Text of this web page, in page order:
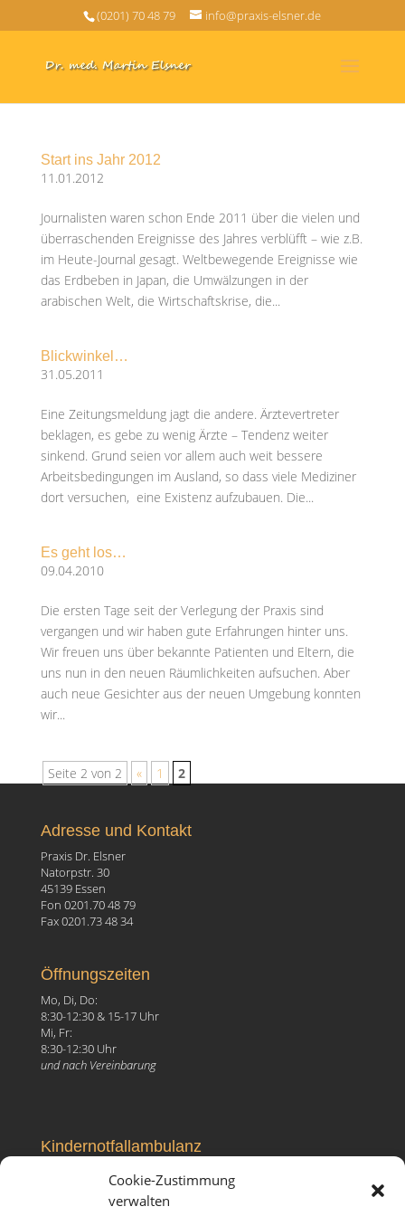
Cookie-Zustimmung
verwalten
(0201) 70 48 79 info@praxis-elsner.de
Start ins Jahr 2012
11.01.2012
Journalisten waren schon Ende 2011 über die vielen und
überraschenden Ereignisse des Jahres verblüfft – wie z.B.
im Heute-Journal gesagt. Weltbewegende Ereignisse wie
das Erdbeben in Japan, die Umwälzungen in der
arabischen Welt, die Wirtschaftskrise, die...
Blickwinkel…
31.05.2011
Eine Zeitungsmeldung jagt die andere. Ärztevertreter
beklagen, es gebe zu wenig Ärzte – Tendenz weiter
sinkend. Grund seien vor allem auch weit bessere
Arbeitsbedingungen im Ausland, so dass viele Mediziner
dort versuchen, eine Existenz aufzubauen. Die...
Es geht los…
09.04.2010
Die ersten Tage seit der Verlegung der Praxis sind
vergangen und wir haben gute Erfahrungen hinter uns.
Wir freuen uns über bekannte Patienten und Eltern, die
uns nun in den neuen Räumlichkeiten aufsuchen. Aber
auch neue Gesichter aus der neuen Umgebung konnten
wir...
Seite 2 von 2 « 1 2
Adresse und Kontakt
Praxis Dr. Elsner
Natorpstr. 30
45139 Essen
Fon 0201.70 48 79
Fax 0201.73 48 34
Öffnungszeiten
Mo, Di, Do:
8:30-12:30 & 15-17 Uhr
Mi, Fr:
8:30-12:30 Uhr
und nach Vereinbarung
Kindernotfallambulanz
Elisabeth-Krankenhaus
Ruhrallee 81, 45138 Essen
Fon 0201.27 99 096